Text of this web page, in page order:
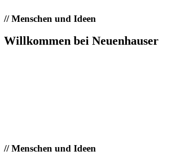
//Menschen und Ideen
Willkommen bei Neuenhauser
//Menschen und Ideen